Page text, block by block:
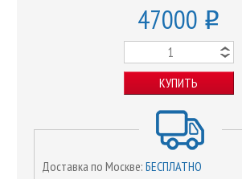
47000 o
КУПИТЬ
Доставка по Москве: БЕСПЛАТНО